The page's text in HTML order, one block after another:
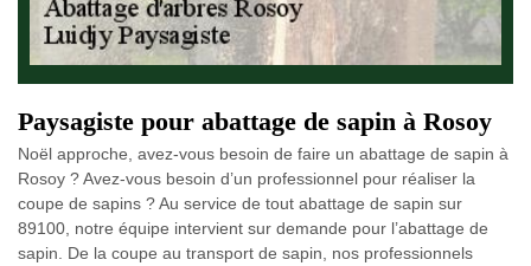
Paysagiste pour abattage de sapin à Rosoy
Noël approche, avez-vous besoin de faire un abattage de sapin à
Rosoy ? Avez-vous besoin d’un professionnel pour réaliser la
coupe de sapins ? Au service de tout abattage de sapin sur
89100, notre équipe intervient sur demande pour l’abattage de
sapin. De la coupe au transport de sapin, nos professionnels